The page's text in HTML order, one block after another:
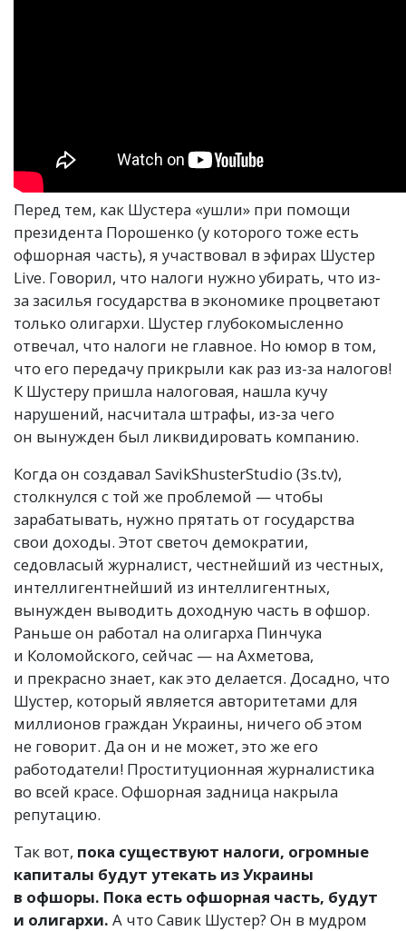
Перед тем, как Шустера «ушли» при помощи
президента Порошенко (у которого тоже есть
офшорная часть), я участвовал в эфирах Шустер
Live. Говорил, что налоги нужно убирать, что из-
за засилья государства в экономике процветают
только олигархи. Шустер глубокомысленно
отвечал, что налоги не главное. Но юмор в том,
что его передачу прикрыли как раз из-за налогов!
К Шустеру пришла налоговая, нашла кучу
нарушений, насчитала штрафы, из-за чего
он вынужден был ликвидировать компанию.
Когда он создавал SavikShusterStudio (3s.tv),
столкнулся с той же проблемой — чтобы
зарабатывать, нужно прятать от государства
свои доходы. Этот светоч демократии,
седовласый журналист, честнейший из честных,
интеллигентнейший из интеллигентных,
вынужден выводить доходную часть в офшор.
Раньше он работал на олигарха Пинчука
и Коломойского, сейчас — на Ахметова,
и прекрасно знает, как это делается. Досадно, что
Шустер, который является авторитетами для
миллионов граждан Украины, ничего об этом
не говорит. Да он и не может, это же его
работодатели! Проституционная журналистика
во всей красе. Офшорная задница накрыла
репутацию.
Так вот, пока существуют налоги, огромные
капиталы будут утекать из Украины
в офшоры. Пока есть офшорная часть, будут
и олигархи. А что Савик Шустер? Он в мудром